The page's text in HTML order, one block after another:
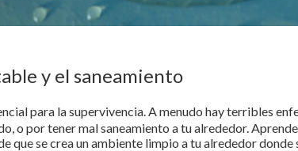
y el saneamiento
para la supervivencia. A menudo hay terribles
o por tener mal saneamiento a tu alrededor.
que se crea un ambiente limpio a tu alrededor donde